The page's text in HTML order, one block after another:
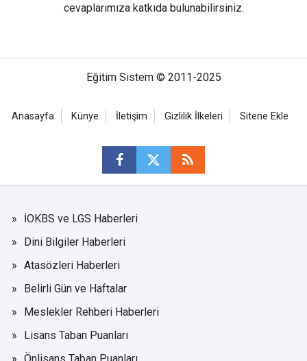
cevaplarımıza katkıda bulunabilirsiniz.
Eğitim Sistem © 2011-2025
Anasayfa Künye İletişim Gizlilik İlkeleri Sitene Ekle
İOKBS ve LGS Haberleri
Dini Bilgiler Haberleri
Atasözleri Haberleri
Belirli Gün ve Haftalar
Meslekler Rehberi Haberleri
Lisans Taban Puanları